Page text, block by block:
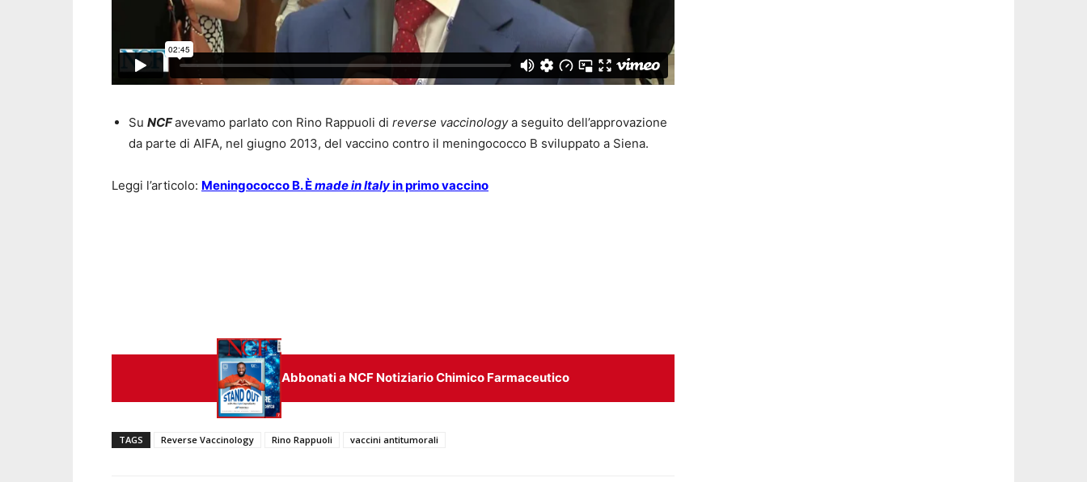
Su NCFavevamo parlato con Rino Rappuoli di reverse vaccinologya seguito dell’approvazione
da parte di AIFA, nel giugno 2013, del vaccino contro il meningococco B sviluppato a Siena.
Leggi l’articolo: Meningococco B. Èmade in Italyin primo vaccino
Abbonati a NCF Notiziario Chimico Farmaceutico
TAGS Reverse Vaccinology Rino Rappuoli vaccini antitumorali